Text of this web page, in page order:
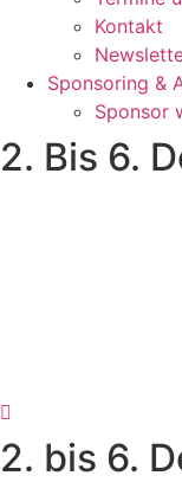
Kontakt
Sponsoring &
Sponsor
2. Bis 6.
2. bis 6.